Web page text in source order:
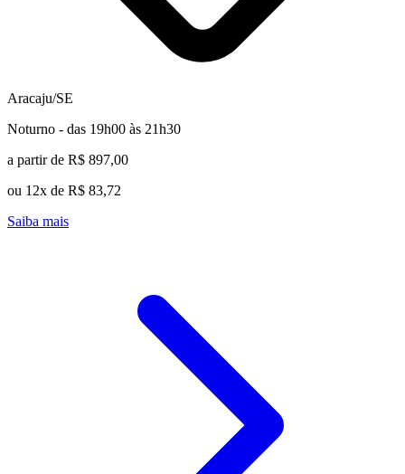
Aracaju/SE
Noturno - das 19h00 às 21h30
a partir de R$ 897,00
ou 12x de R$ 83,72
Saiba mais